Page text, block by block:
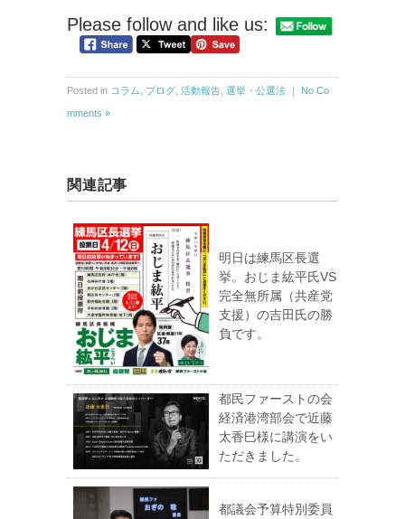
Please follow and like us:
Posted in コラム ブログ 活動報告 選挙・公選法 ｜ No Co
mments »
関連記事
明日は練馬区長選
挙。おじま紘平氏VS
完全無所属（共産党
支援）の吉田氏の勝
負です。
都民ファーストの会
経済港湾部会で近藤
太香巳様に講演をい
ただきました。
都議会予算特別委員